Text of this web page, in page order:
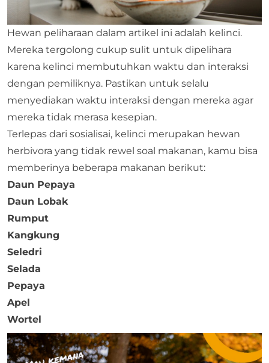
Hewan peliharaan dalam artikel ini adalah kelinci.
Mereka tergolong cukup sulit untuk dipelihara
karena kelinci membutuhkan waktu dan interaksi
dengan pemiliknya. Pastikan untuk selalu
menyediakan waktu interaksi dengan mereka agar
mereka tidak merasa kesepian.
Terlepas dari sosialisai, kelinci merupakan hewan
herbivora yang tidak rewel soal makanan, kamu bisa
memberinya beberapa makanan berikut:
Daun Pepaya
Daun Lobak
Rumput
Kangkung
Seledri
Selada
Pepaya
Apel
Wortel